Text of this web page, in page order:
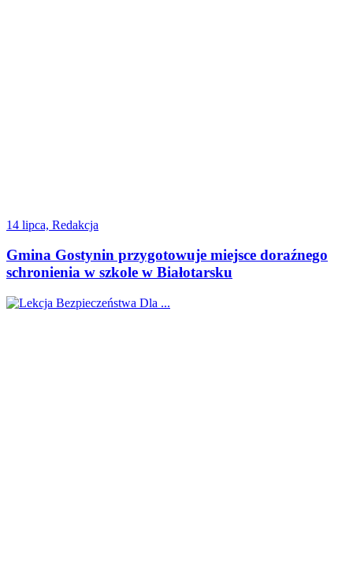
14 lipca, Redakcja
Gmina Gostynin przygotowuje miejsce doraźnego
schronienia w szkole w Białotarsku